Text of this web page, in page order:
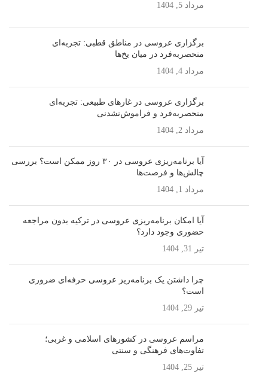
مرداد 5, 1404
برگزاری عروسی در مناطق قطبی: تجربه‌ای
منحصربه‌فرد در میان یخ‌ها
مرداد 4, 1404
برگزاری عروسی در غارهای طبیعی: تجربه‌ای
منحصربه‌فرد و فراموش‌نشدنی
مرداد 2, 1404
آیا برنامه‌ریزی عروسی در ۳۰ روز ممکن است؟ بررسی
چالش‌ها و فرصت‌ها
مرداد 1, 1404
آیا امکان برنامه‌ریزی عروسی در ترکیه بدون مراجعه
حضوری وجود دارد؟
تیر 31, 1404
چرا داشتن یک برنامه‌ریز عروسی حرفه‌ای ضروری
است؟
تیر 29, 1404
مراسم عروسی در کشورهای اسلامی و غربی؛
تفاوت‌های فرهنگی و سنتی
تیر 25, 1404